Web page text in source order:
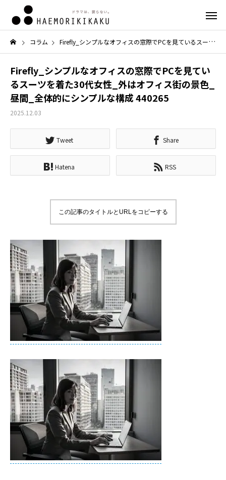
コラム Firefly_シンプルなオフィスの窓際でPCを見ているスーツを着た30代女性_外はオフィス街の景色_昼間_全体的にシンプルな構成 440265
Firefly_シンプルなオフィスの窓際でPCを見てい
るスーツを着た30代女性_外はオフィス街の景色_
昼間_全体的にシンプルな構成 440265
2025.12.03
Tweet Share
Hatena RSS
この記事のタイトルとURLをコピーする